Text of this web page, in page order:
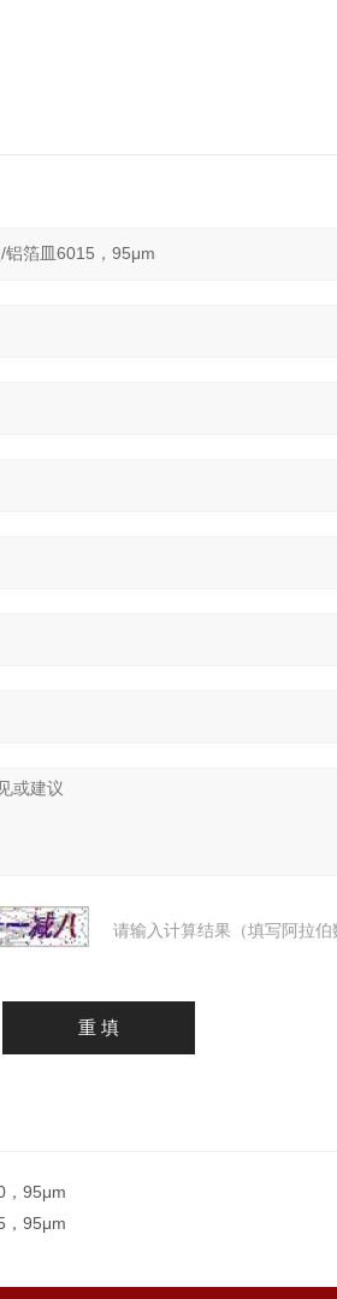
请输入计算结果（填写阿拉
，95μm
，95μm